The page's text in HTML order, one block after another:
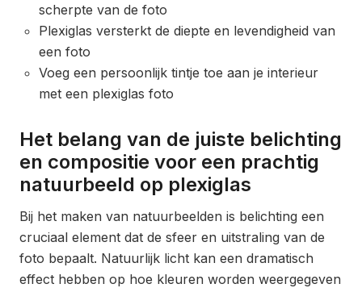
scherpte van de foto
Plexiglas versterkt de diepte en levendigheid van
een foto
Voeg een persoonlijk tintje toe aan je interieur
met een plexiglas foto
Het belang van de juiste belichting
en compositie voor een prachtig
natuurbeeld op plexiglas
Bij het maken van natuurbeelden is belichting een
cruciaal element dat de sfeer en uitstraling van de
foto bepaalt. Natuurlijk licht kan een dramatisch
effect hebben op hoe kleuren worden weergegeven